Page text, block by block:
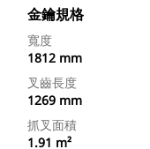
金鑰規格
寬度
1812 mm
叉齒長度
1269 mm
抓叉面積
1.91 m²